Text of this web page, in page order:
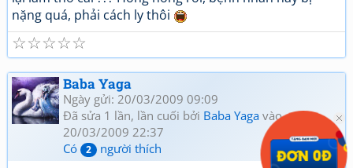
nặng quá, phải cách ly thôi
☆
☆
☆
☆
☆
Baba Yaga
Ngày gửi: 20/03/2009 09:09
Đã sửa 1 lần, lần cuối bởi Baba Yaga vào
20/03/2009 22:37
Có
2 người thích